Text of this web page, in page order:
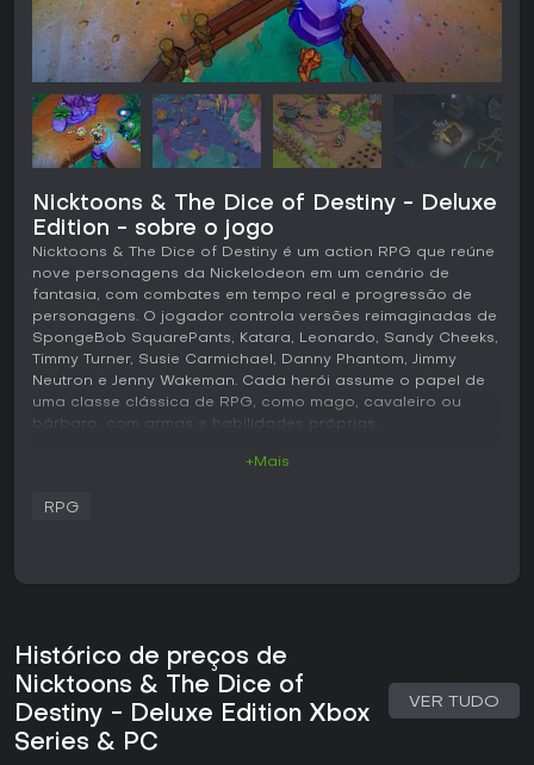
Nicktoons & The Dice of Destiny - Deluxe
Edition - sobre o jogo
Nicktoons & The Dice of Destiny é um action RPG que reúne
nove personagens da Nickelodeon em um cenário de
fantasia, com combates em tempo real e progressão de
personagens. O jogador controla versões reimaginadas de
SpongeBob SquarePants, Katara, Leonardo, Sandy Cheeks,
Timmy Turner, Susie Carmichael, Danny Phantom, Jimmy
Neutron e Jenny Wakeman. Cada herói assume o papel de
uma classe clássica de RPG, como mago, cavaleiro ou
bárbaro, com armas e habilidades próprias.
combos que exigem boa sincronia. Cada um dos nove
durante as batalhas.
Conforme a história avança, é possível aprimorar armas e
desbloquear novas habilidades. Os combates contra
inimigos comuns levam a confrontos contra chefes com
mecânicas específicas. O sistema mistura ação direta com
+Mais
RPG
Histórico de preços de
Nicktoons & The Dice of
Destiny - Deluxe Edition Xbox
Series & PC
VER TUDO